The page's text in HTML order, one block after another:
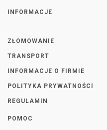
INFORMACJE
ZŁOMOWANIE
TRANSPORT
INFORMACJE O FIRMIE
POLITYKA PRYWATNOŚCI
REGULAMIN
POMOC